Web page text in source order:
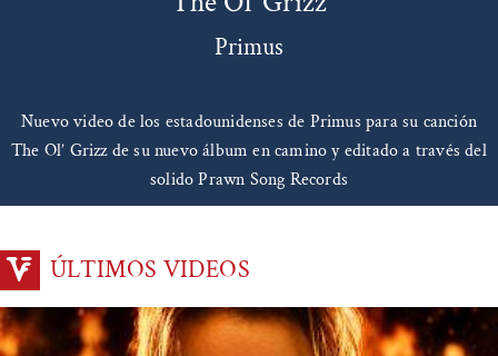
Primus
Nuevo video de los estadounidenses de Primus para su canción
The Ol’ Grizz de su nuevo álbum en camino y editado a través del
solido Prawn Song Records
ÚLTIMOS VIDEOS